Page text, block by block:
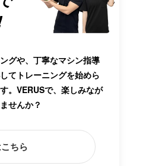
グや、丁寧なマシン指導
てトレーニングを始めら
。VERUSで、楽しみなが
せんか？
ちら